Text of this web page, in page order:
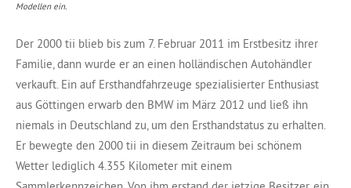
Modellen ein.
Der 2000 tii blieb bis zum 7. Februar 2011 im Erstbesitz ihrer
Familie, dann wurde er an einen holländischen Autohändler
verkauft. Ein auf Ersthandfahrzeuge spezialisierter Enthusiast
aus Göttingen erwarb den BMW im März 2012 und ließ ihn
niemals in Deutschland zu, um den Ersthandstatus zu erhalten.
Er bewegte den 2000 tii in diesem Zeitraum bei schönem
Wetter lediglich 4.355 Kilometer mit einem